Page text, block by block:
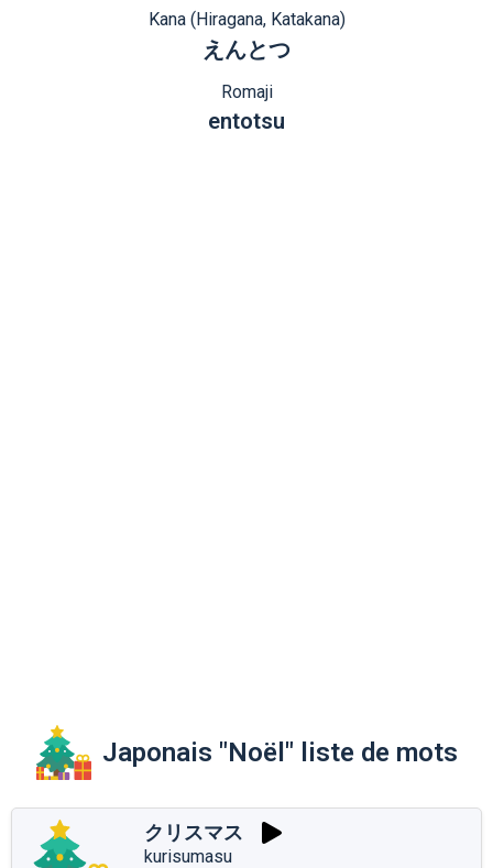
Kana (Hiragana, Katakana)
えんとつ
Romaji
entotsu
Japonais "Noël" liste de mots
クリスマス
kurisumasu